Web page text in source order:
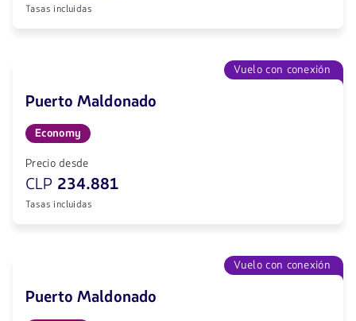
Tasas incluidas
Vuelo con conexión
Puerto Maldonado
Economy
Precio desde
CLP 234.881
Tasas incluidas
Vuelo con conexión
Puerto Maldonado